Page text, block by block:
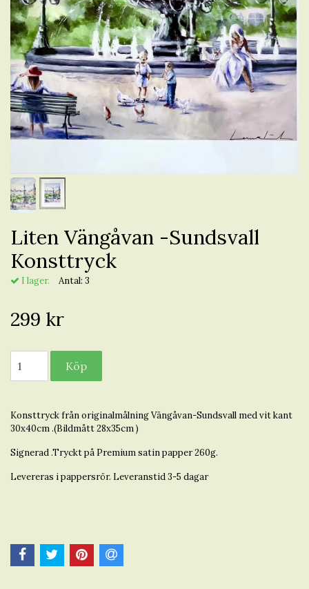
Liten Vängåvan -Sundsvall
Konsttryck
I lager. Antal: 3
299 kr
Konsttryck från originalmålning Vängåvan-Sundsvall med vit kant
30x40cm .(Bildmått 28x35cm )
Signerad .Tryckt på Premium satin papper 260g.
Levereras i pappersrör. Leveranstid 3-5 dagar